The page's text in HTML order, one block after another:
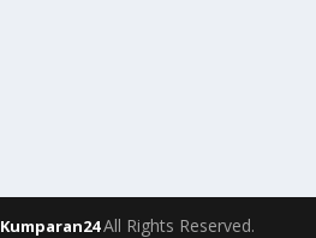
Kumparan24All Rights Reserved.